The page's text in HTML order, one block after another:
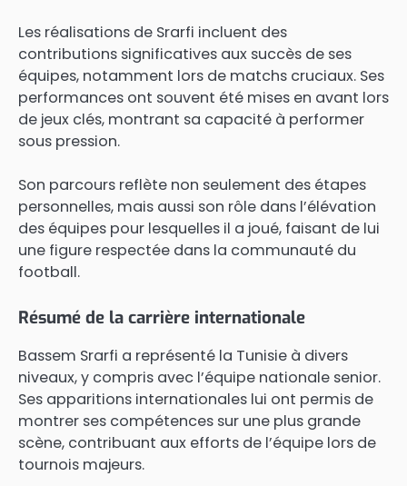
Les réalisations de Srarfi incluent des
contributions significatives aux succès de ses
équipes, notamment lors de matchs cruciaux. Ses
performances ont souvent été mises en avant lors
de jeux clés, montrant sa capacité à performer
sous pression.
Son parcours reflète non seulement des étapes
personnelles, mais aussi son rôle dans l’élévation
des équipes pour lesquelles il a joué, faisant de lui
une figure respectée dans la communauté du
football.
Résumé de la carrière internationale
Bassem Srarfi a représenté la Tunisie à divers
niveaux, y compris avec l’équipe nationale senior.
Ses apparitions internationales lui ont permis de
montrer ses compétences sur une plus grande
scène, contribuant aux efforts de l’équipe lors de
tournois majeurs.